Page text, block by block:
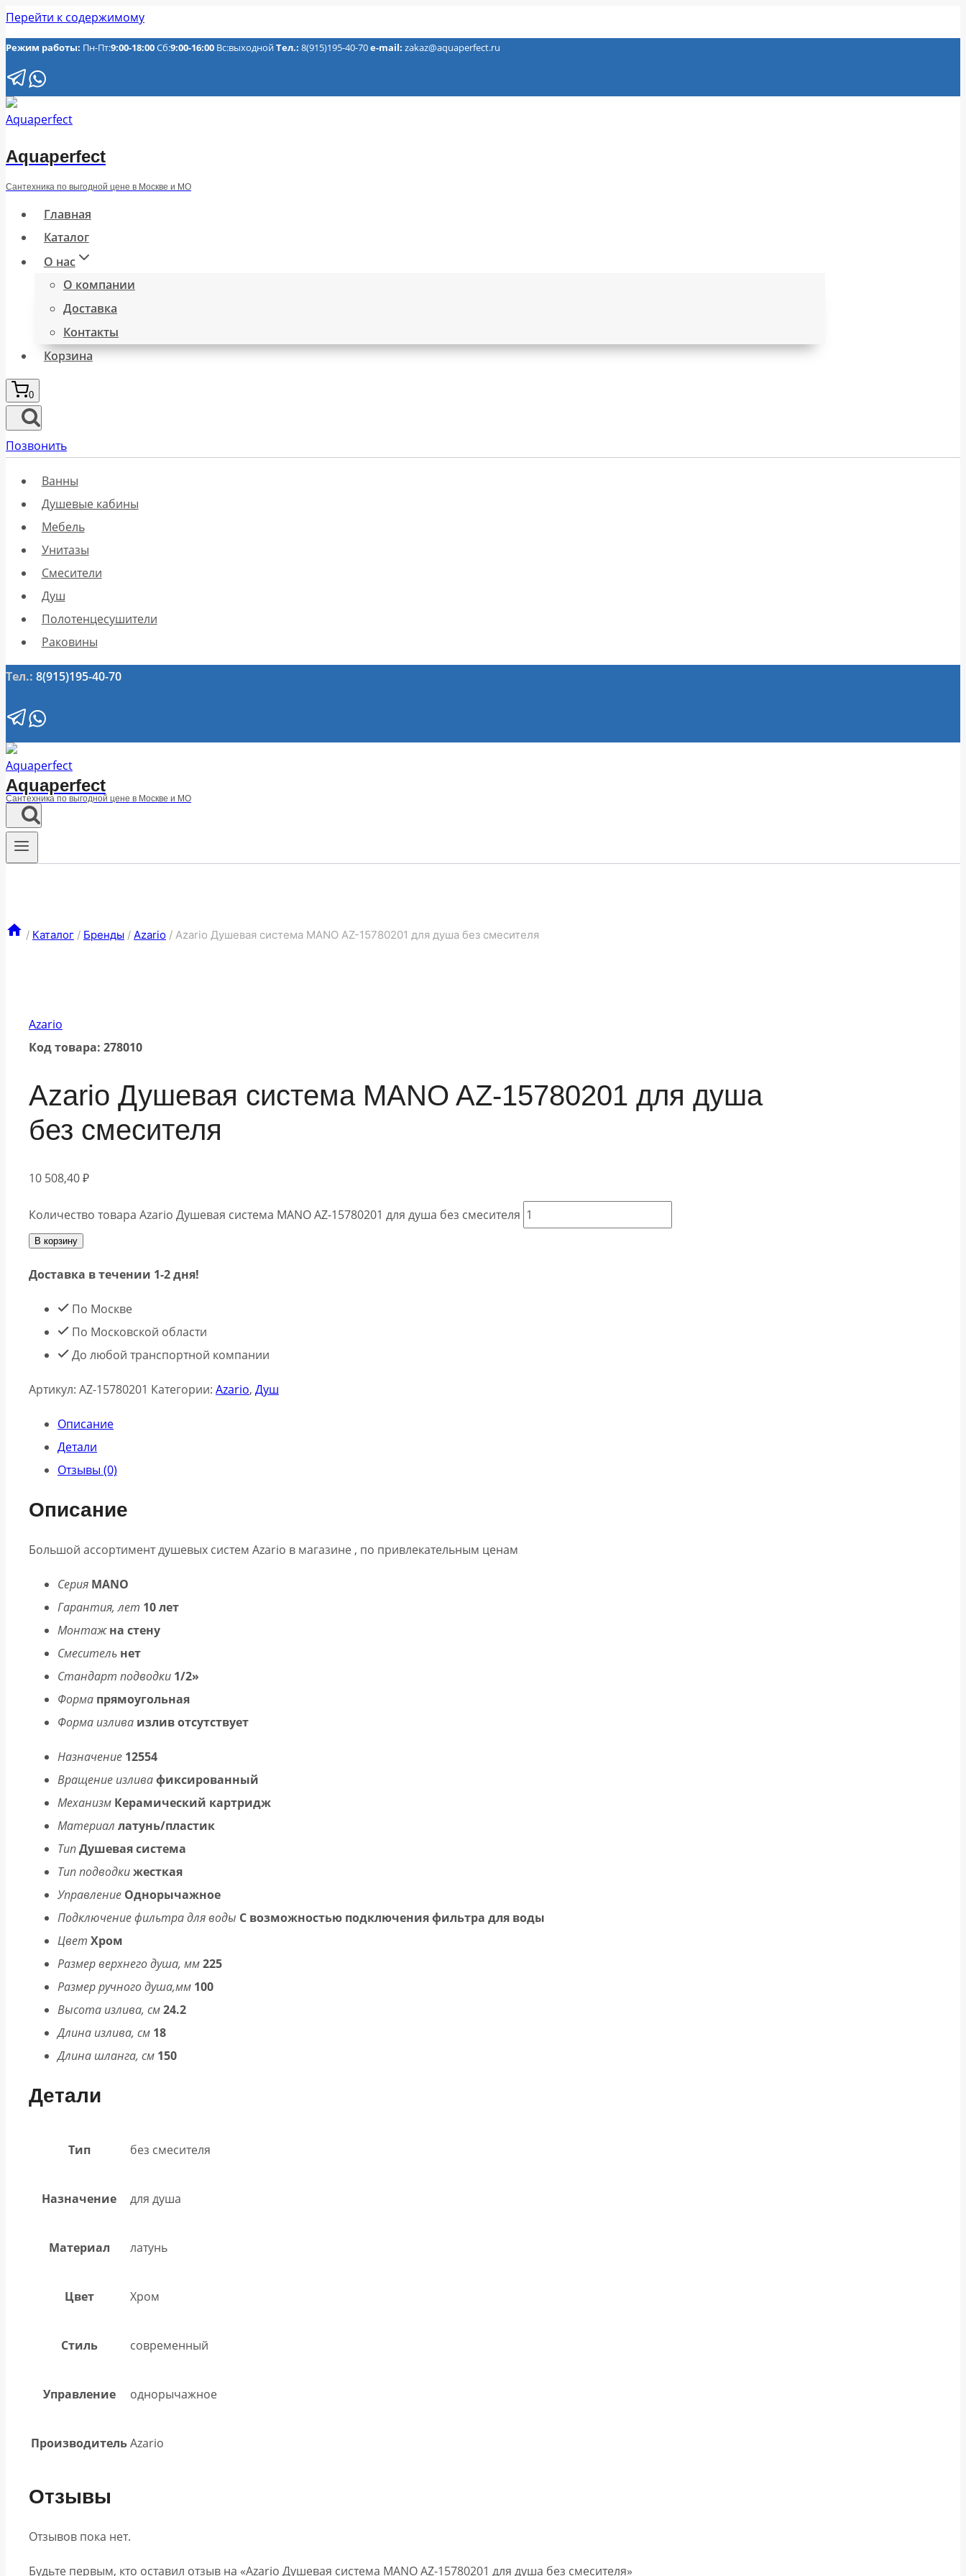
Перейти к содержимому
Режим работы: Пн-Пт:9:00-18:00Сб:9:00-16:00 Вс:выходнойТел.: 8(915)195-40-70e-mail: zakaz@aquaperfect.ru
Aquaperfect
Сантехника по выгодной цене в Москве и МО
Главная
Каталог
О нас
О компании
Доставка
Контакты
Корзина
0
Позвонить
Ванны
Душевые кабины
Мебель
Унитазы
Смесители
Душ
Полотенцесушители
Раковины
Тел.: 8(915)195-40-70
Aquaperfect
Сантехника по выгодной цене в Москве и МО
/ Каталог / Бренды / Azario / Azario Душевая система MANO AZ-15780201 для душа без смесителя
Azario
Код товара: 278010
Azario Душевая система MANO AZ-15780201 для душа
без смесителя
10 508,40₽
Количество товара Azario Душевая система MANO AZ-15780201 для душа без смесителя
В корзину
Доставка в течении 1-2 дня!
По Москве
По Московской области
До любой транспортной компании
Артикул: AZ-15780201 Категории: Azario, Душ
Описание
Детали
Отзывы (0)
Описание
Большой ассортимент душевых систем Azario в магазине , по привлекательным ценам
Серия MANO
Гарантия, лет 10 лет
Монтаж на стену
Смеситель нет
Стандарт подводки 1/2»
Форма прямоугольная
Форма излива излив отсутствует
Назначение 12554
Вращение изливафиксированный
Механизм Керамический картридж
Материал латунь/пластик
ТипДушевая система
Тип подводкижесткая
Управление Однорычажное
Подключение фильтра для воды С возможностью подключения фильтра для воды
Цвет Хром
Размер верхнего душа, мм225
Размер ручного душа,мм 100
Высота излива, см24.2
Длина излива, см 18
Длина шланга, см 150
Детали
Тип без смесителя
Назначение для душа
Материал латунь
Цвет Хром
Стиль современный
Управление однорычажное
ПроизводительAzario
Отзывы
Отзывов пока нет.
Будьте первым, кто оставил отзыв на «Azario Душевая система MANO AZ-15780201 для душа без смесителя»